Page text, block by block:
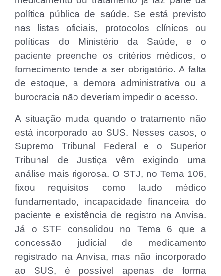
política pública de saúde. Se está previsto
nas listas oficiais, protocolos clínicos ou
políticas do Ministério da Saúde, e o
paciente preenche os critérios médicos, o
fornecimento tende a ser obrigatório. A falta
de estoque, a demora administrativa ou a
burocracia não deveriam impedir o acesso.
A situação muda quando o tratamento não
está incorporado ao SUS. Nesses casos, o
Supremo Tribunal Federal e o Superior
Tribunal de Justiça vêm exigindo uma
análise mais rigorosa. O STJ, no Tema 106,
fixou requisitos como laudo médico
fundamentado, incapacidade financeira do
paciente e existência de registro na Anvisa.
Já o STF consolidou no Tema 6 que a
concessão judicial de medicamento
registrado na Anvisa, mas não incorporado
ao SUS, é possível apenas de forma